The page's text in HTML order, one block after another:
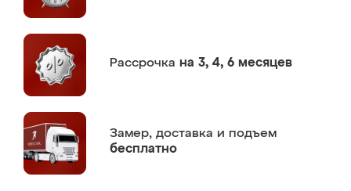
Рассрочка на 3, 4, 6 месяцев
Замер, доставка и подъем
бесплатно